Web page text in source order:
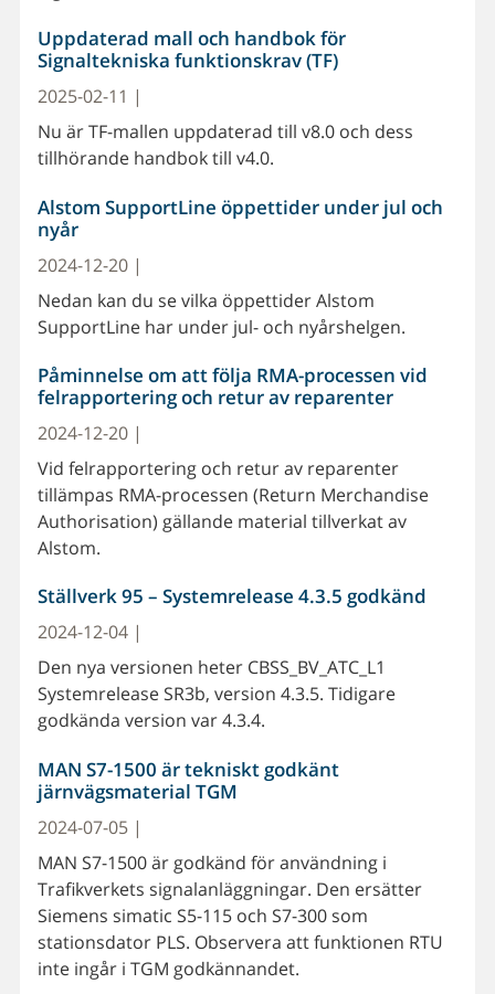
Uppdaterad mall och handbok för
Signaltekniska funktionskrav (TF)
2025-02-11 |
Nu är TF-mallen uppdaterad till v8.0 och dess
tillhörande handbok till v4.0.
Alstom SupportLine öppettider under jul och
nyår
2024-12-20 |
Nedan kan du se vilka öppettider Alstom
SupportLine har under jul- och nyårshelgen.
Påminnelse om att följa RMA-processen vid
felrapportering och retur av reparenter
2024-12-20 |
Vid felrapportering och retur av reparenter
tillämpas RMA-processen (Return Merchandise
Authorisation) gällande material tillverkat av
Alstom.
Ställverk 95 – Systemrelease 4.3.5 godkänd
2024-12-04 |
Den nya versionen heter CBSS_BV_ATC_L1
Systemrelease SR3b, version 4.3.5. Tidigare
godkända version var 4.3.4.
MAN S7-1500 är tekniskt godkänt
järnvägsmaterial TGM
2024-07-05 |
MAN S7-1500 är godkänd för användning i
Trafikverkets signalanläggningar. Den ersätter
Siemens simatic S5-115 och S7-300 som
stationsdator PLS. Observera att funktionen RTU
inte ingår i TGM godkännandet.